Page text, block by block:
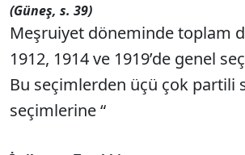
(Güneş, s. 39)
Meşruiyet döneminde toplam
1912, 1914 ve 1919’de genel
Bu seçimlerden üçü çok partili
seçimlerine “